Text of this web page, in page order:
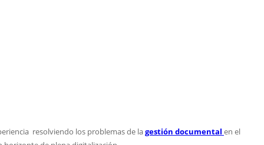
resolviendo los problemas de lagestión documental en el